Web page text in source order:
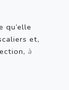
qu’elle
et,
à